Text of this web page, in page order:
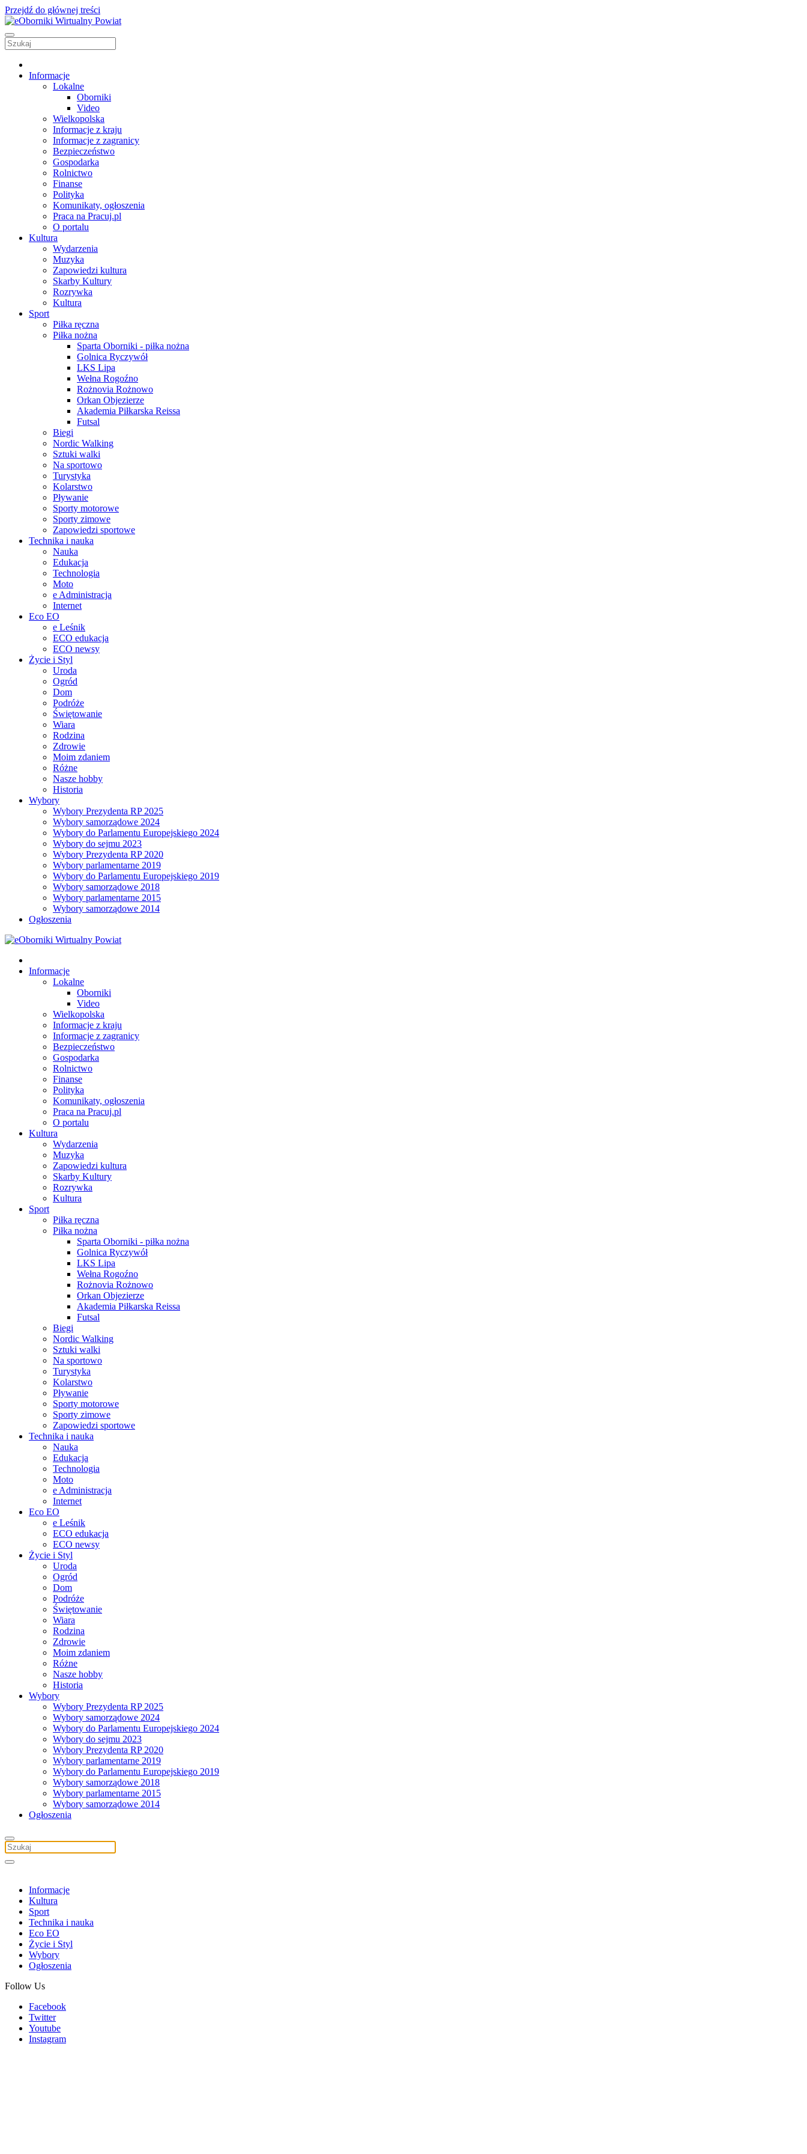
Przejdź do głównej treści
Informacje
Lokalne
Oborniki
Video
Wielkopolska
Informacje z kraju
Informacje z zagranicy
Bezpieczeństwo
Gospodarka
Rolnictwo
Finanse
Polityka
Komunikaty, ogłoszenia
Praca na Pracuj.pl
O portalu
Kultura
Wydarzenia
Muzyka
Zapowiedzi kultura
Skarby Kultury
Rozrywka
Kultura
Sport
Piłka ręczna
Piłka nożna
Sparta Oborniki - piłka nożna
Golnica Ryczywół
LKS Lipa
Wełna Rogoźno
Rożnovia Rożnowo
Orkan Objezierze
Akademia Piłkarska Reissa
Futsal
Biegi
Nordic Walking
Sztuki walki
Na sportowo
Turystyka
Kolarstwo
Pływanie
Sporty motorowe
Sporty zimowe
Zapowiedzi sportowe
Technika i nauka
Nauka
Edukacja
Technologia
Moto
e Administracja
Internet
Eco EO
e Leśnik
ECO edukacja
ECO newsy
Życie i Styl
Uroda
Ogród
Dom
Podróże
Świętowanie
Wiara
Rodzina
Zdrowie
Moim zdaniem
Różne
Nasze hobby
Historia
Wybory
Wybory Prezydenta RP 2025
Wybory samorządowe 2024
Wybory do Parlamentu Europejskiego 2024
Wybory do sejmu 2023
Wybory Prezydenta RP 2020
Wybory parlamentarne 2019
Wybory do Parlamentu Europejskiego 2019
Wybory samorządowe 2018
Wybory parlamentarne 2015
Wybory samorządowe 2014
Ogłoszenia
Informacje
Lokalne
Oborniki
Video
Wielkopolska
Informacje z kraju
Informacje z zagranicy
Bezpieczeństwo
Gospodarka
Rolnictwo
Finanse
Polityka
Komunikaty, ogłoszenia
Praca na Pracuj.pl
O portalu
Kultura
Wydarzenia
Muzyka
Zapowiedzi kultura
Skarby Kultury
Rozrywka
Kultura
Sport
Piłka ręczna
Piłka nożna
Sparta Oborniki - piłka nożna
Golnica Ryczywół
LKS Lipa
Wełna Rogoźno
Rożnovia Rożnowo
Orkan Objezierze
Akademia Piłkarska Reissa
Futsal
Biegi
Nordic Walking
Sztuki walki
Na sportowo
Turystyka
Kolarstwo
Pływanie
Sporty motorowe
Sporty zimowe
Zapowiedzi sportowe
Technika i nauka
Nauka
Edukacja
Technologia
Moto
e Administracja
Internet
Eco EO
e Leśnik
ECO edukacja
ECO newsy
Życie i Styl
Uroda
Ogród
Dom
Podróże
Świętowanie
Wiara
Rodzina
Zdrowie
Moim zdaniem
Różne
Nasze hobby
Historia
Wybory
Wybory Prezydenta RP 2025
Wybory samorządowe 2024
Wybory do Parlamentu Europejskiego 2024
Wybory do sejmu 2023
Wybory Prezydenta RP 2020
Wybory parlamentarne 2019
Wybory do Parlamentu Europejskiego 2019
Wybory samorządowe 2018
Wybory parlamentarne 2015
Wybory samorządowe 2014
Ogłoszenia
Informacje
Kultura
Sport
Technika i nauka
Eco EO
Życie i Styl
Wybory
Ogłoszenia
Follow Us
Facebook
Twitter
Youtube
Instagram